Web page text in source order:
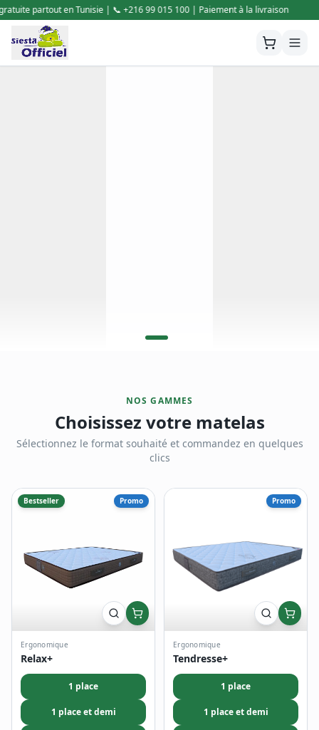
| Paiement à la livraison 🚚 Livraison gratuite partout en Tunisie |
NOS GAMMES
Choisissez votre matelas
Sélectionnez le format souhaité et commandez en quelques
clics
Bestseller Promo
Ergonomique
Relax+
1 place
1 place et demi
Promo
Ergonomique
Tendresse+
1 place
1 place et demi